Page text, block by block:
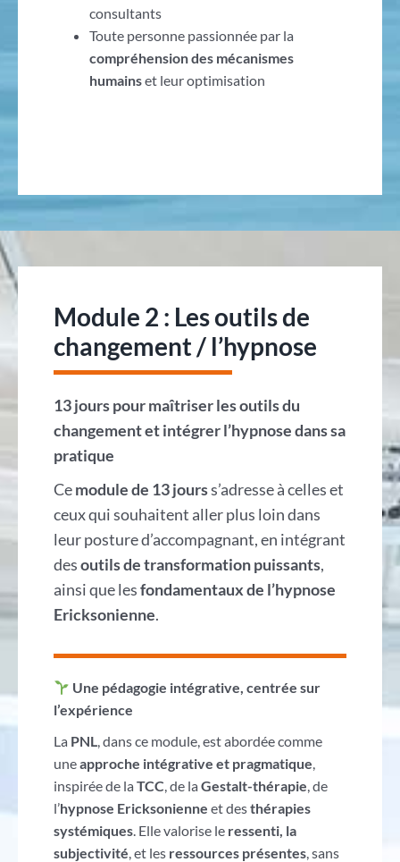
consultants
Toute personne passionnée par la
compréhension des mécanismes
humainset leur optimisation
Module 2 : Les outils de
changement / l’hypnose
13 jours pour maîtriser les outils du
changement et intégrer l’hypnose dans sa
pratique
Cemodule de 13 jourss’adresse à celles et
ceux qui souhaitent aller plus loin dans
leur posture d’accompagnant, en intégrant
desoutils de transformation puissants,
ainsi que lesfondamentaux de l’hypnose
Ericksonienne.
Une pédagogie intégrative, centrée sur
l’expérience
La PNL, dans ce module, est abordée comme
uneapproche intégrative et pragmatique,
inspirée de la TCC, de la Gestalt-thérapie, de
l’hypnose Ericksonienne et desthérapies
systémiques. Elle valorise le ressenti, la
subjectivité, et les ressources présentes, sans